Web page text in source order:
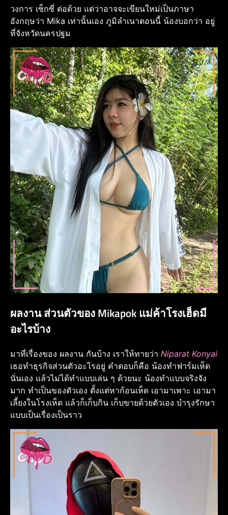
วงการ เซ็กซี่ ต่อด้วย แต่ว่าอาจจะเขียนใหม่เป็นภาษา
อังกฤษว่า Mika เท่านั้นเอง ภูมิลำเนาตอนนี้ น้องบอกว่า อยู่
ที่จังหวัดนครปฐม
ผลงาน ส่วนตัวของ Mikapok แม่ค้าโรงเฮ็ดมี
อะไรบ้าง
มาที่เรื่องของ ผลงาน กันบ้าง เราให้ทายว่า Niparat Konyai
เธอทำธุรกิจส่วนตัวอะไรอยู่ คำตอบก็คือ น้องทำฟาร์มเห็ด
นั่นเอง แล้วไม่ได้ทำแบบเล่น ๆ ด้วยนะ น้องทำแบบจริงจัง
มาก ทำเป็นของตัวเอง ตั้งแต่หาก้อนเห็ด เอามาเพาะ เอามา
เลี้ยงในโรงเห็ด แล้วก็เก็บกิน เก็บขายด้วยตัวเอง บำรุงรักษา
แบบเป็นเรื่องเป็นราว